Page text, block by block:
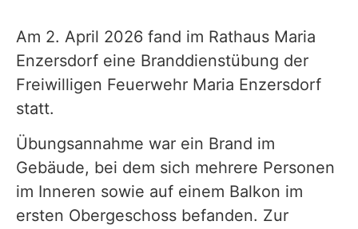
Am 2. April 2026 fand im Rathaus Maria
Enzersdorf eine Branddienstübung der
Freiwilligen Feuerwehr Maria Enzersdorf
statt.
Übungsannahme war ein Brand im
Gebäude, bei dem sich mehrere Personen
im Inneren sowie auf einem Balkon im
ersten Obergeschoss befanden. Zur